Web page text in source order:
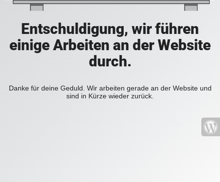
Entschuldigung, wir führen
einige Arbeiten an der Website
durch.
Danke für deine Geduld. Wir arbeiten gerade an der Website und
sind in Kürze wieder zurück.